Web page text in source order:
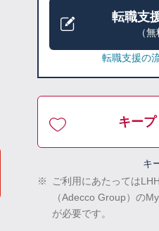
転職支
（無
転職支援の
キープ
キ
※
ご利用にあたっては
（Adecco Group）の
が必要です。